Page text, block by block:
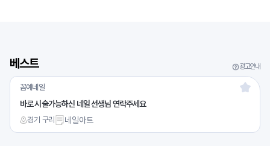
베스트 광고안내
꼼예네일
바로 시술가능하신 네일 선생님 연락주세요
경기 구리 네일아트